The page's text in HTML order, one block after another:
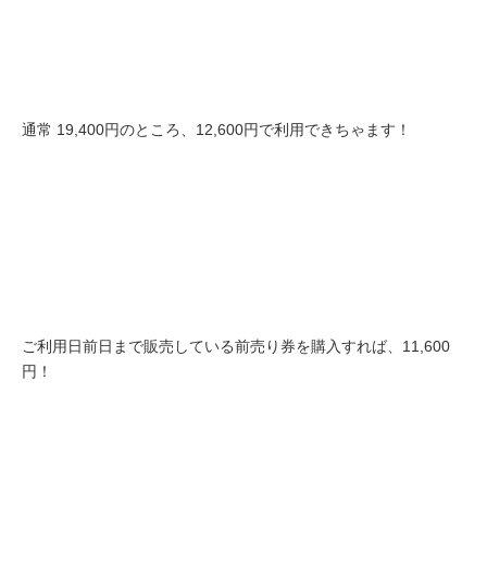
通常 19,400円のところ、12,600円で利用できちゃます！
ご利用日前日まで販売している前売り券を購入すれば、11,600
円！